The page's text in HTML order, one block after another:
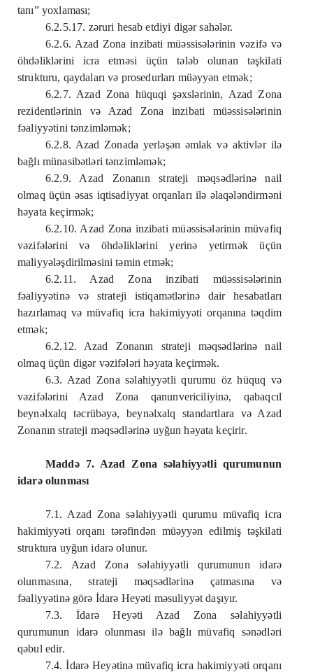
tanı” yoxlaması;
6.2.5.17. zəruri hesab etdiyi digər sahələr.
6.2.6. Azad Zona inzibati müəssisələrinin vəzifə və
öhdəliklərini icra etməsi üçün tələb olunan təşkilati
strukturu, qaydaları və prosedurları müəyyən etmək;
6.2.7. Azad Zona hüquqi şəxslərinin, Azad Zona
rezidentlərinin və Azad Zona inzibati müəssisələrinin
fəaliyyətini tənzimləmək;
6.2.8. Azad Zonada yerləşən əmlak və aktivlər ilə
bağlı münasibətləri tənzimləmək;
6.2.9. Azad Zonanın strateji məqsədlərinə nail
olmaq üçün əsas iqtisadiyyat orqanları ilə əlaqələndirməni
həyata keçirmək;
6.2.10. Azad Zona inzibati müəssisələrinin müvafiq
vəzifələrini və öhdəliklərini yerinə yetirmək üçün
maliyyələşdirilməsini təmin etmək;
6.2.11. Azad Zona inzibati müəssisələrinin
fəaliyyətinə və strateji istiqamətlərinə dair hesabatları
hazırlamaq və müvafiq icra hakimiyyəti orqanına təqdim
etmək;
6.2.12. Azad Zonanın strateji məqsədlərinə nail
olmaq üçün digər vəzifələri həyata keçirmək.
6.3. Azad Zona səlahiyyətli qurumu öz hüquq və
vəzifələrini Azad Zona qanunvericiliyinə, qabaqcıl
beynəlxalq təcrübəyə, beynəlxalq standartlara və Azad
Zonanın strateji məqsədlərinə uyğun həyata keçirir.
Maddə 7. Azad Zona səlahiyyətli qurumunun
idarə olunması
7.1. Azad Zona səlahiyyətli qurumu müvafiq icra
hakimiyyəti orqanı tərəfindən müəyyən edilmiş təşkilati
struktura uyğun idarə olunur.
7.2. Azad Zona səlahiyyətli qurumunun idarə
olunmasına, strateji məqsədlərinə çatmasına və
fəaliyyətinə görə İdarə Heyəti məsuliyyət daşıyır.
7.3. İdarə Heyəti Azad Zona səlahiyyətli
qurumunun idarə olunması ilə bağlı müvafiq sənədləri
qəbul edir.
7.4. İdarə Heyətinə müvafiq icra hakimiyyəti orqanı